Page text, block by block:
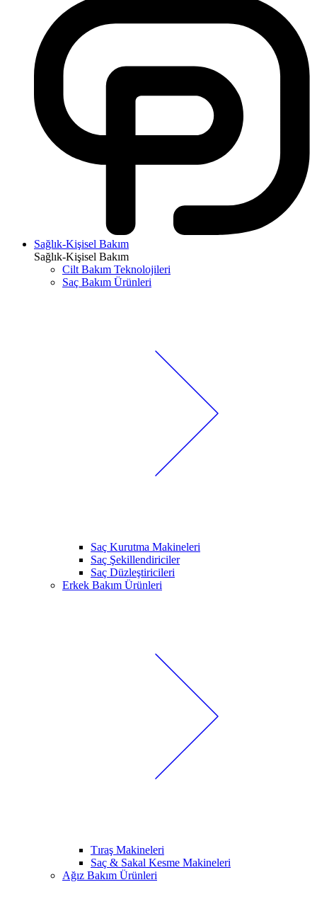
Sağlık-Kişisel Bakım
Sağlık-Kişisel Bakım
Cilt Bakım Teknolojileri
Saç Bakım Ürünleri
Saç Kurutma Makineleri
Saç Şekillendiriciler
Saç Düzleştiricileri
Erkek Bakım Ürünleri
Tıraş Makineleri
Saç & Sakal Kesme Makineleri
Ağız Bakım Ürünleri